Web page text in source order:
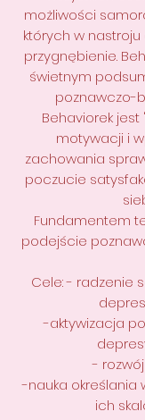
możliwości
których w
przygnębienie.
świetnym
poznawczo-
Behaviorek
motywacji i
zachowania
poczucie
Fundamentem
podejście
Cele: - radzenie
-aktywizacja
-
-nauka określania
ich